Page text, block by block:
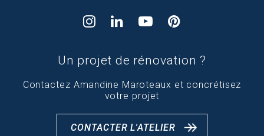
Un projet de rénovation ?
Contactez Amandine Maroteaux et concrétisez
votre projet
CONTACTER L'ATELIER